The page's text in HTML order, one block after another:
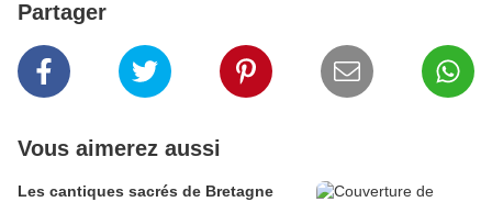
Partager
Vous aimerez aussi
Les cantiques sacrés de Bretagne